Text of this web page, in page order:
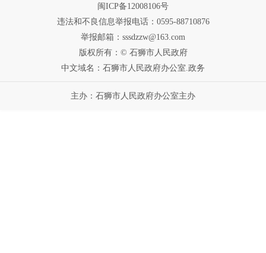
闽ICP备12008106号
违法和不良信息举报电话：0595-88710876
举报邮箱：sssdzzw@163.com
版权所有：© 石狮市人民政府
中文域名：石狮市人民政府办公室.政务
主办：石狮市人民政府办公室主办